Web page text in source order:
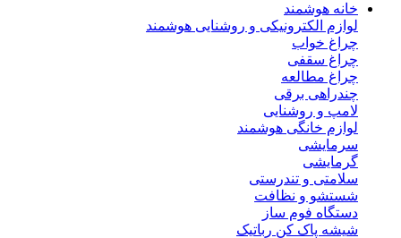
خانه هوشمند
لوازم الکترونیکی و روشنایی هوشمند
چراغ خواب
چراغ سقفی
چراغ مطالعه
چندراهی برقی
لامپ و روشنایی
لوازم خانگی هوشمند
سرمایشی
گرمایشی
سلامتی و تندرستی
شستشو و نظافت
دستگاه فوم ساز
شیشه پاک کن رباتیک